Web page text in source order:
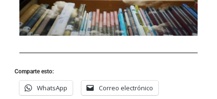
Comparte esto:
WhatsApp Correo electrónico